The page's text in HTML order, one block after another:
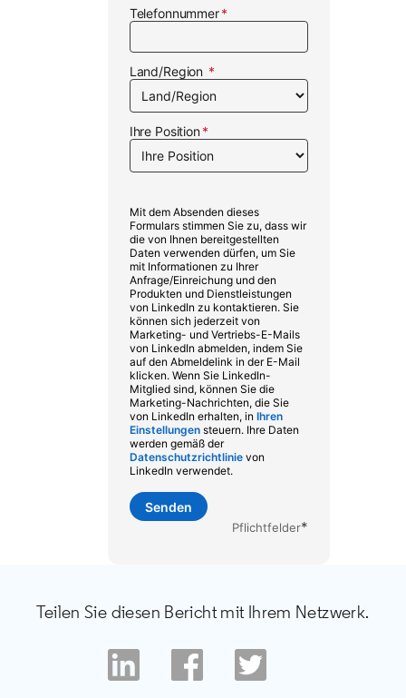
Telefonnummer
Land/Region
Ihre Position
Mit dem Absenden dieses
Formulars stimmen Sie zu, dass wir
die von Ihnen bereitgestellten
Daten verwenden dürfen, um Sie
mit Informationen zu Ihrer
Anfrage/Einreichung und den
Produkten und Dienstleistungen
von LinkedIn zu kontaktieren. Sie
können sich jederzeit von
Marketing- und Vertriebs-E-Mails
von LinkedIn abmelden, indem Sie
auf den Abmeldelink in der E-Mail
klicken. Wenn Sie LinkedIn-
Mitglied sind, können Sie die
Marketing-Nachrichten, die Sie
von LinkedIn erhalten, in Ihren
Einstellungenopens in a new tab
steuern. Ihre Daten
werden gemäß der
Datenschutzrichtlinieopens in a new tab
von
LinkedIn verwendet.
Pflichtfelder*
Senden
Teilen Sie diesen Bericht mit Ihrem Netzwerk.
opens in a new tab
opens in a new tab